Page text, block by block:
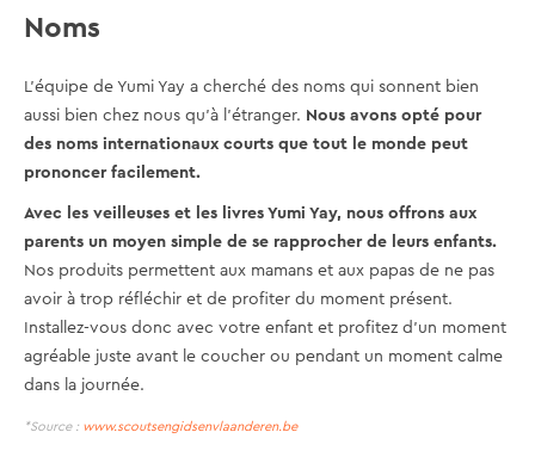
Noms
L'équipe de Yumi Yay a cherché des noms qui sonnent bien
aussi bien chez nous qu'à l'étranger. Nous avons opté pour
des noms internationaux courts que tout le monde peut
prononcer facilement.
Avec les veilleuses et les livres Yumi Yay, nous offrons aux
parents un moyen simple de se rapprocher de leurs enfants.
Nos produits permettent aux mamans et aux papas de ne pas
avoir à trop réfléchir et de profiter du moment présent.
Installez-vous donc avec votre enfant et profitez d'un moment
agréable juste avant le coucher ou pendant un moment calme
dans la journée.
*Source : www.scoutsengidsenvlaanderen.be